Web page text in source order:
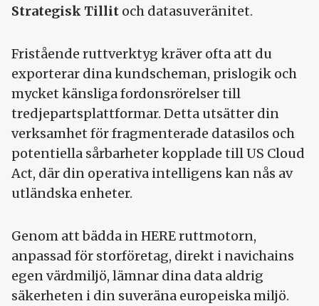
Strategisk Tillit och datasuveränitet.
Fristående ruttverktyg kräver ofta att du
exporterar dina kundscheman, prislogik och
mycket känsliga fordonsrörelser till
tredjepartsplattformar. Detta utsätter din
verksamhet för fragmenterade datasilos och
potentiella sårbarheter kopplade till US Cloud
Act, där din operativa intelligens kan nås av
utländska enheter.
Genom att bädda in HERE ruttmotorn,
anpassad för storföretag, direkt i navichains
egen värdmiljö, lämnar dina data aldrig
säkerheten i din suveräna europeiska miljö.